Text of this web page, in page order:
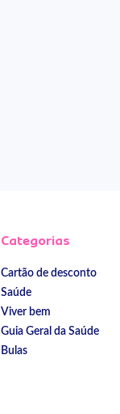
Categorias
Cartão de desconto
Saúde
Viver bem
Guia Geral da Saúde
Bulas